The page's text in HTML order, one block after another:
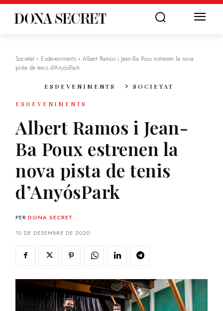
Societat Esdeveniments
Albert Ramos i Jean-Ba Poux estrenen la nova
pista de tenis d’AnyósPark
ESDEVENIMENTS SOCIETAT
ESDEVENIMENTS
Albert Ramos i Jean-
Ba Poux estrenen la
nova pista de tenis
d’AnyósPark
PER DONA SECRET
10 DE DESEMBRE DE 2020